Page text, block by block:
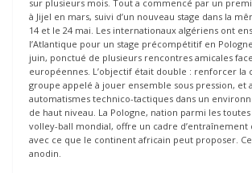
sur plusieurs mois. Tout a commencé par un
à Jijel en mars, suivi d’un nouveau stage dans la
14 et le 24 mai. Les internationaux algériens ont
l’Atlantique pour un stage précompétitif en
juin, ponctué de plusieurs rencontres amicales
européennes. L’objectif était double : renforcer la
groupe appelé à jouer ensemble sous pression, et
automatismes technico-tactiques dans un
de haut niveau. La Pologne, nation parmi les
volley-ball mondial, offre un cadre d’entraînement
avec ce que le continent africain peut proposer. Ce
anodin.